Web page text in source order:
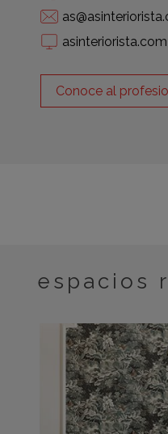
asinteriorista.com
Conoce al
espacios